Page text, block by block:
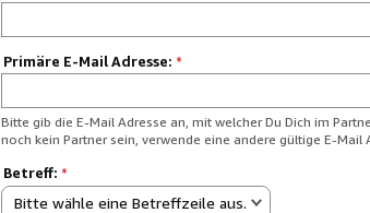
Primäre E-Mail Adresse: *
Bitte gib die E-Mail Adresse an, mit welcher Du Dich im
noch kein Partner sein, verwende eine andere gültige E-Mail
Betreff: *
Bitte wähle eine Betreffzeile aus.